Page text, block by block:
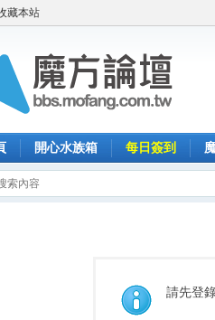
藏本站
開心水族箱 每日簽到
請先登